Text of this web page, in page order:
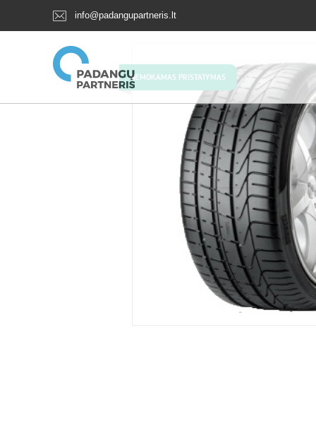
info@padangupartneris.lt
NEMOKAMAS PRISTATYMAS